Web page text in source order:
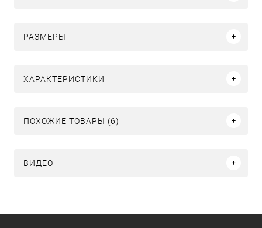
РАЗМЕРЫ
ХАРАКТЕРИСТИКИ
ПОХОЖИЕ ТОВАРЫ (6)
ВИДЕО